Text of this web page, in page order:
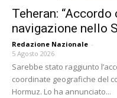
Teheran: “Accordo
navigazione nello
Redazione Nazionale -
5 Agosto 2026
Sarebbe stato raggiunto
coordinate geografiche del
Hormuz. Lo ha annunciato...